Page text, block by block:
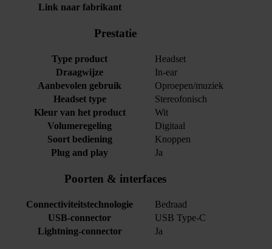
Link naar fabrikant
Prestatie
Type product
Headset
Draagwijze
In-ear
Aanbevolen gebruik
Oproepen/muziek
Headset type
Stereofonisch
Kleur van het product
Wit
Volumeregeling
Digitaal
Soort bediening
Knoppen
Plug and play
Ja
Poorten & interfaces
Connectiviteitstechnologie
Bedraad
USB-connector
USB Type-C
Lightning-connector
Ja